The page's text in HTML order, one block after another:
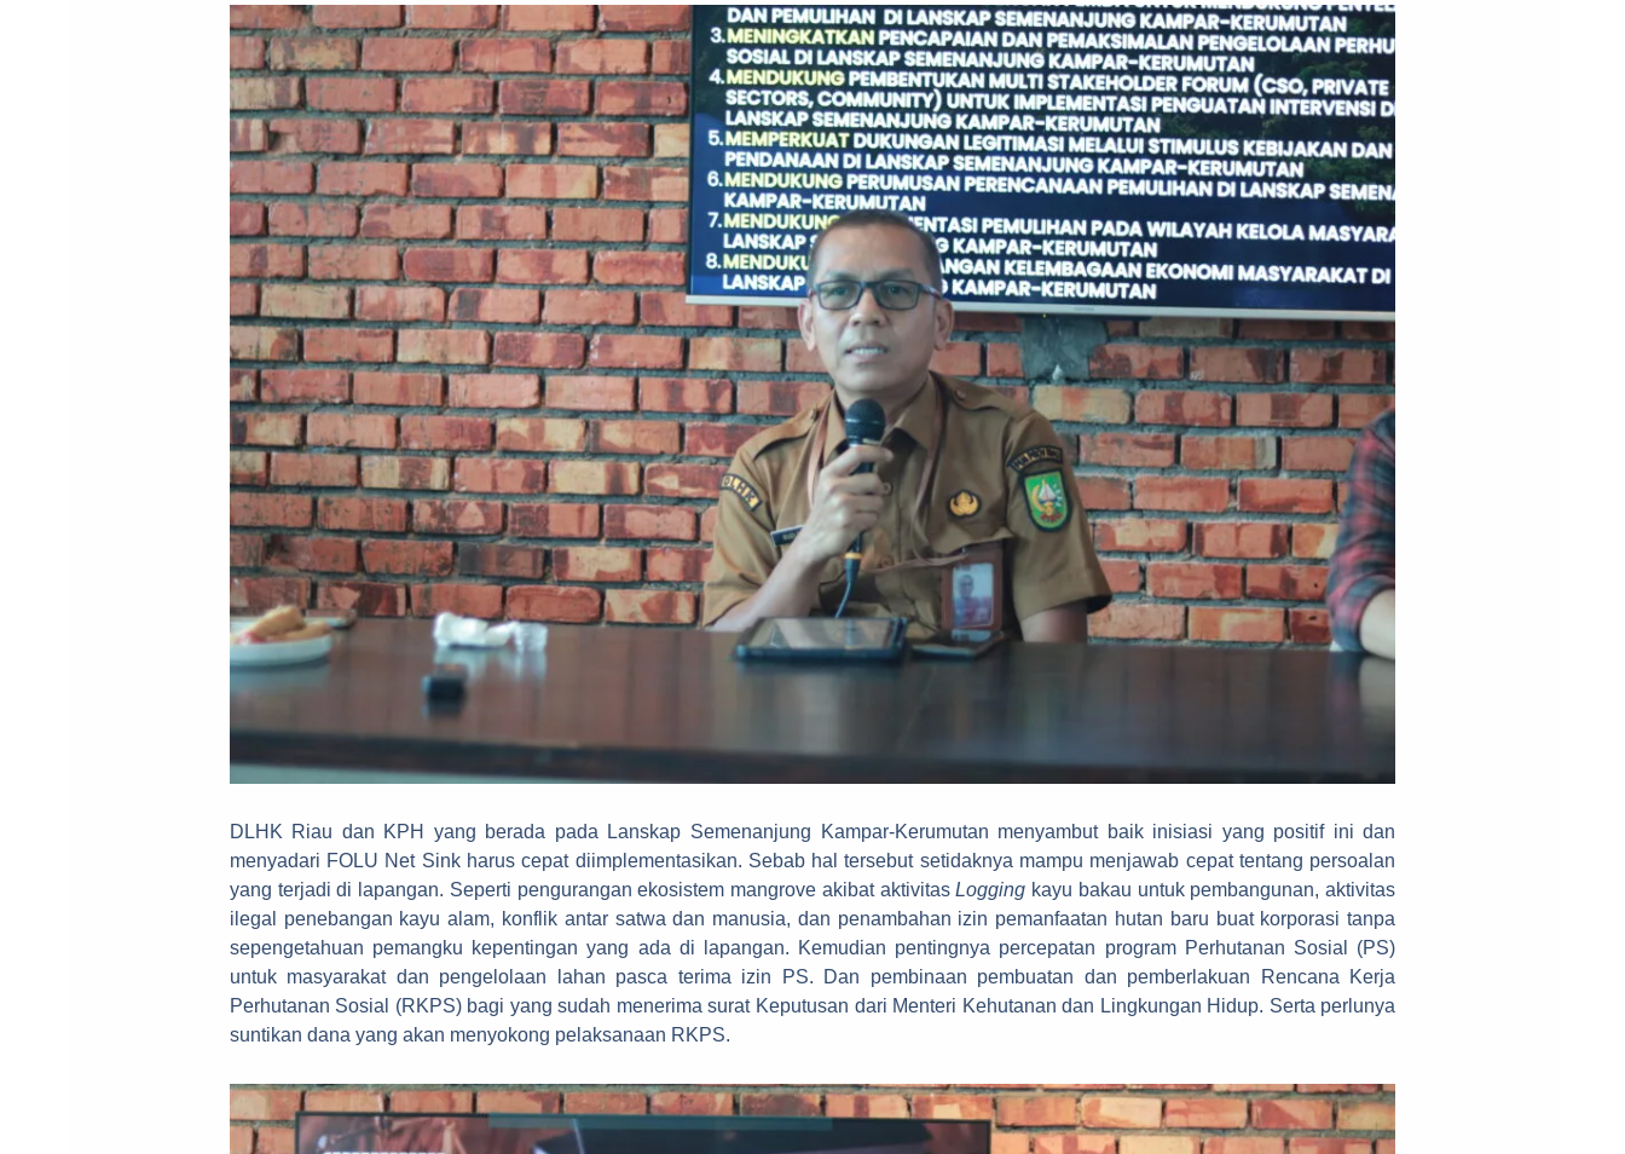
DLHK Riau dan KPH yang berada pada Lanskap Semenanjung Kampar-Kerumutan menyambut baik inisiasi yang positif ini dan
menyadari FOLU Net Sink harus cepat diimplementasikan. Sebab hal tersebut setidaknya mampu menjawab cepat tentang persoalan
yang terjadi di lapangan. Seperti pengurangan ekosistem mangrove akibat aktivitasLogging kayu bakau untuk pembangunan, aktivitas
ilegal penebangan kayu alam, konflik antar satwa dan manusia, dan penambahan izin pemanfaatan hutan baru buat korporasi tanpa
sepengetahuan pemangku kepentingan yang ada di lapangan. Kemudian pentingnya percepatan program Perhutanan Sosial (PS)
untuk masyarakat dan pengelolaan lahan pasca terima izin PS. Dan pembinaan pembuatan dan pemberlakuan Rencana Kerja
Perhutanan Sosial (RKPS) bagi yang sudah menerima surat Keputusan dari Menteri Kehutanan dan Lingkungan Hidup. Serta perlunya
suntikan dana yang akan menyokong pelaksanaan RKPS.